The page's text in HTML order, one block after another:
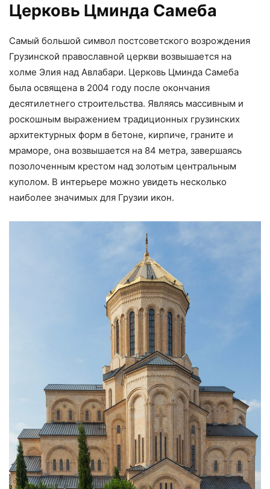
Церковь Цминда Самеба
Самый большой символ постсоветского возрождения
Грузинской православной церкви возвышается на
холме Элия над Авлабари. Церковь Цминда Самеба
была освящена в 2004 году после окончания
десятилетнего строительства. Являясь массивным и
роскошным выражением традиционных грузинских
архитектурных форм в бетоне, кирпиче, граните и
мраморе, она возвышается на 84 метра, завершаясь
позолоченным крестом над золотым центральным
куполом. В интерьере можно увидеть несколько
наиболее значимых для Грузии икон.